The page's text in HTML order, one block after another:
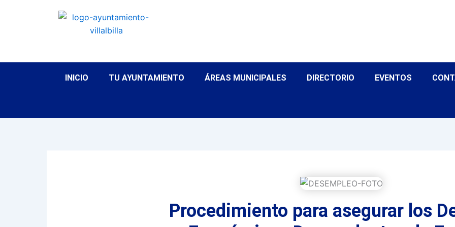
INICIO TU AYUNTAMIENTO ÁREAS MUNICIPALES DIRECTORIO EVENTOS
Procedimiento para asegurar los